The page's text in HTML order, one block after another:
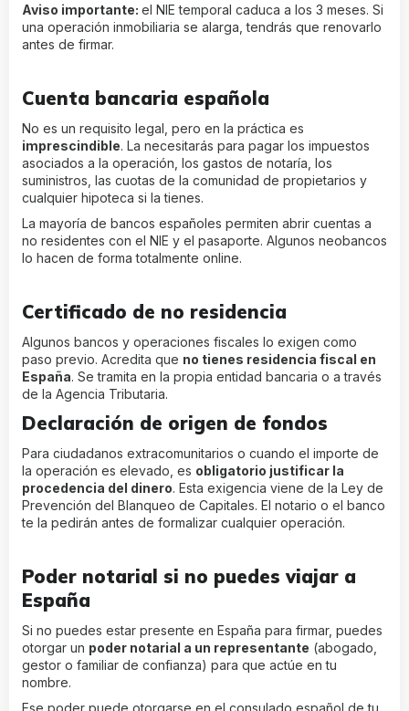
Aviso importante: el NIE temporal caduca a los 3 meses. Si
una operación inmobiliaria se alarga, tendrás que renovarlo
antes de firmar.
Cuenta bancaria española
No es un requisito legal, pero en la práctica es
imprescindible. La necesitarás para pagar los impuestos
asociados a la operación, los gastos de notaría, los
suministros, las cuotas de la comunidad de propietarios y
cualquier hipoteca si la tienes.
La mayoría de bancos españoles permiten abrir cuentas a
no residentes con el NIE y el pasaporte. Algunos neobancos
lo hacen de forma totalmente online.
Certificado de no residencia
Algunos bancos y operaciones fiscales lo exigen como
paso previo. Acredita que no tienes residencia fiscal en
España. Se tramita en la propia entidad bancaria o a través
de la Agencia Tributaria.
Declaración de origen de fondos
Para ciudadanos extracomunitarios o cuando el importe de
la operación es elevado, es obligatorio justificar la
procedencia del dinero. Esta exigencia viene de la Ley de
Prevención del Blanqueo de Capitales. El notario o el banco
te la pedirán antes de formalizar cualquier operación.
Poder notarial si no puedes viajar a
España
Si no puedes estar presente en España para firmar, puedes
otorgar un poder notarial a un representante (abogado,
gestor o familiar de confianza) para que actúe en tu
nombre.
Ese poder puede otorgarse en el consulado español de tu